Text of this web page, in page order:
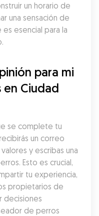
un horario de
una sensación de
esencial para la
para mi
Ciudad
se complete tu
un correo
y escribas una
Esto es crucial,
tu experiencia,
propietarios de
decisiones
de perros